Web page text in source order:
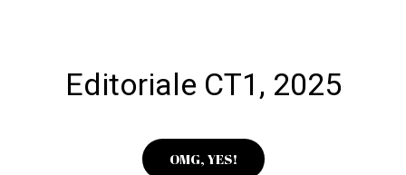
Editoriale CT1, 2025
OMG, YES!